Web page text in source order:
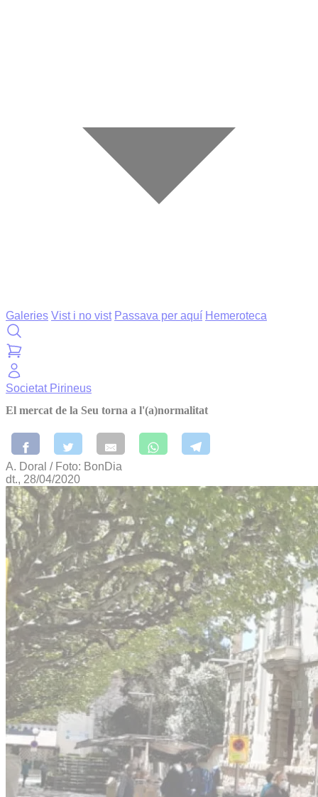
Galeries Vist i no vist Passava per aquí Hemeroteca
Societat Pirineus
El mercat de la Seu torna a l'(a)normalitat
A. Doral / Foto: BonDia
dt., 28/04/2020